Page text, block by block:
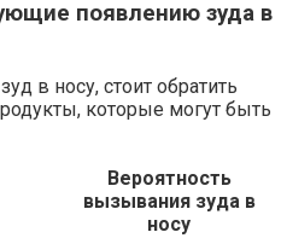
появлению зуда в
в носу, стоит обратить
которые могут быть
Вероятность
вызывания зуда в
носу